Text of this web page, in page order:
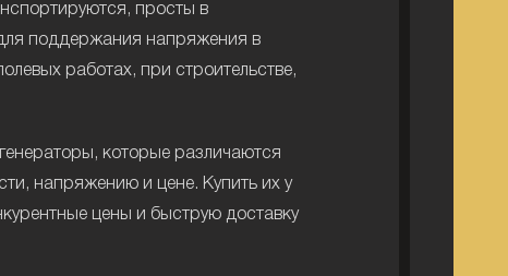
просты в
поддержания напряжения в
работах, при строительстве,
которые различаются
напряжению и цене. Купить их у
цены и быструю доставку